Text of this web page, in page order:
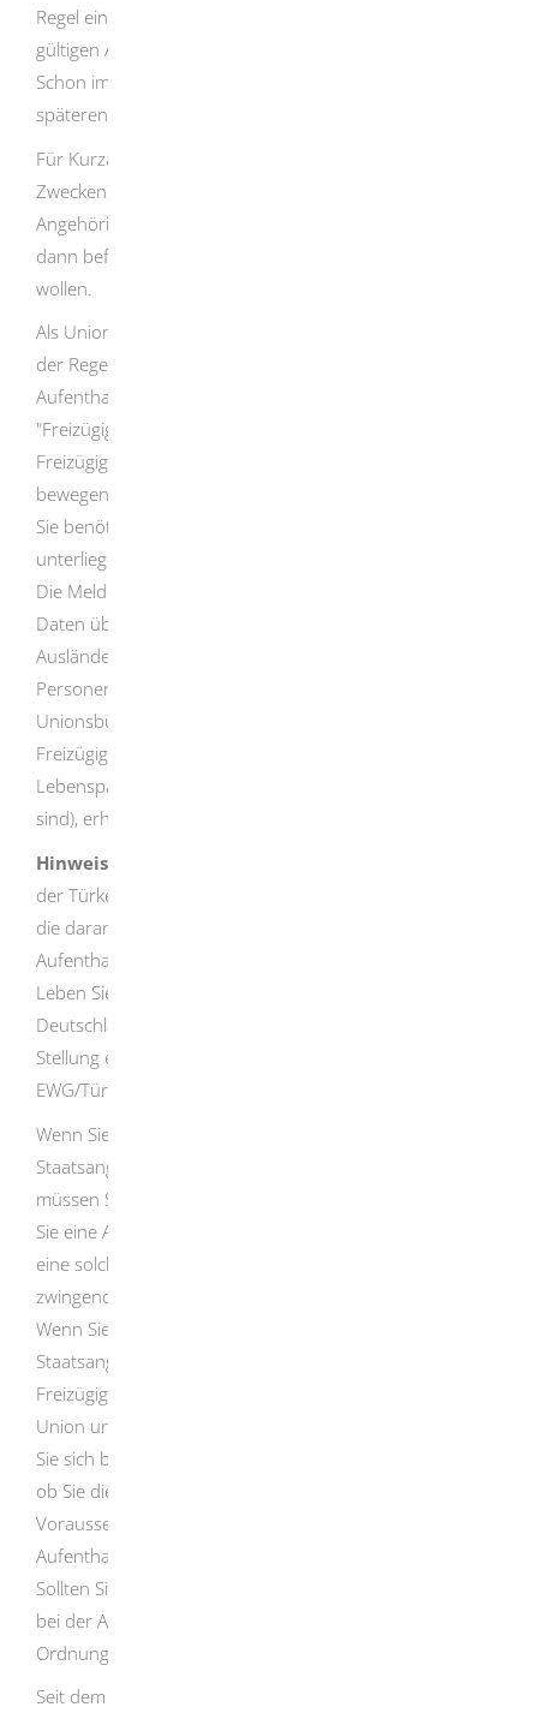
Regel ein Visum, wenn Sie nicht im Besitz eines noch
gültigen Aufenthaltstitels sind.
Schon im Antrag müssen Sie angeben, für welchen
späteren Aufenthaltszweck Sie das Visum benötigen.
Für Kurzaufenthalte (wie zum Beispiel zu touristischen
Zwecken) bis zu 90 Tage innerhalb von 180 Tagen sind
Angehörige bestimmter Staaten von der Visumpflicht
dann befreit, wenn sie keine Erwerbstätigkeit ausüben
wollen.
Als Unionsbürgerin oder Unionsbürger benötigen Sie in
der Regel weder ein Visum für die Einreise noch einen
Aufenthaltstitel für einen Aufenthalt. Für Sie gilt das
"Freizügigkeitsgesetz/EU". Sie genießen damit
Freizügigkeit. Sie können sich in Deutschland frei
bewegen und auch wirtschaftlich betätigen.
Sie benötigen einen gültigen Pass oder Passersatz und
unterliegen wie Deutsche der Meldepflicht.
Die Meldebehörde erhebt bei Ihnen die erforderlichen
Daten über das Freizügigkeitsrecht und leitet diese an die
Ausländerbehörde weiter.
Personen, die Familienangehörige von
Unionsbürgerinnen und Unionsbürgern im Sinne des
Freizügigkeitsgesetzes/EU sind (zum Beispiel Ehegatten,
Lebenspartner und Kinder, die noch nicht 21 Jahre alt
sind), erhalten automatisch eine Aufenthaltskarte.
Hinweis:
der Türkei benötigen Sie für die erstmalige Einreise und
die daran anschließende erstmalige Erteilung einer
Aufenthaltserlaubnis ein nationales Visum.
Leben Sie einige Zeit mit einer Aufenthaltserlaubnis in
Deutschland, können Sie eine freizügigkeitsähnliche
Stellung erwerben, die auf dem Assoziationsabkommen
EWG/Türkei beruht.
Wenn Sie sich als Staatsangehörige oder
Staatsangehöriger der Schweiz in Deutschland aufhalten,
müssen Sie sich bei der Meldebehörde anmelden. Wenn
Sie eine Aufenthaltserlaubnis beantragen, kann Ihnen
eine solche ausgestellt werden. Das ist aber nicht
zwingend erforderlich.
Wenn Sie als Familienangehöriger von Schweizer
Staatsangehörigen ein Aufenthaltsrecht aus dem
Freizügigkeitsabkommen zwischen der Europäischen
Union und der Schweiz geltend machen wollen, müssen
Sie sich bei der Ausländerbehörde melden. Diese prüft,
ob Sie die Voraussetzungen erfüllen. Liegen bei Ihnen die
Voraussetzungen vor, erhalten Sie eine
Aufenthaltserlaubnis.
Sollten Sie als Familienangehöriger Ihren Aufenthalt nicht
bei der Ausländerbehörde anzeigen, stellt dies eine
Ordnungswidrigkeit dar.
Seit dem 1. März 2020 dürfen Ausländer, die einen